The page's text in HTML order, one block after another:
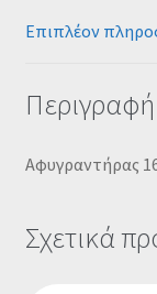
Επιπλέον
Περιγραφή
Αφυγραντήρας
Σχετικά